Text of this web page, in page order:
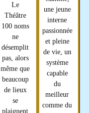
Le
Théâtre
100 noms
ne
désemplit
pas, alors
même que
beaucoup
de lieux
se
plaignent
une jeune
interne
passionnée
et pleine
de vie, un
système
capable
du
meilleur
comme du